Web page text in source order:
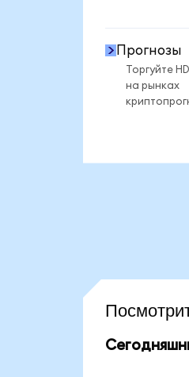
Прогнозы
Торгуйте
на рынках